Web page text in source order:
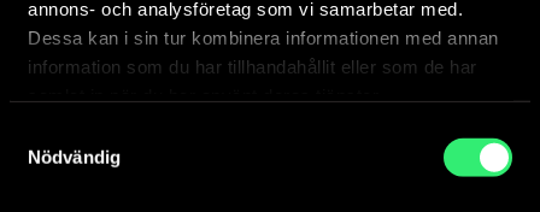
annons- och analysföretag som vi samarbetar med.
Dessa kan i sin tur kombinera informationen med annan
information som du har tillhandahållit eller som de har
Nödvändig